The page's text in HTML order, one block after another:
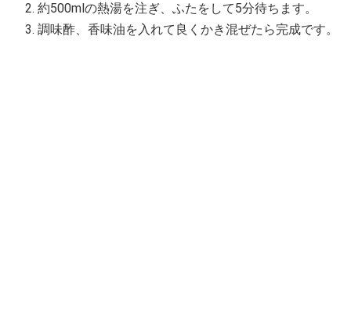
約500mlの熱湯を注ぎ、ふたをして5分待ちます。
調味酢、香味油を入れて良くかき混ぜたら完成です。